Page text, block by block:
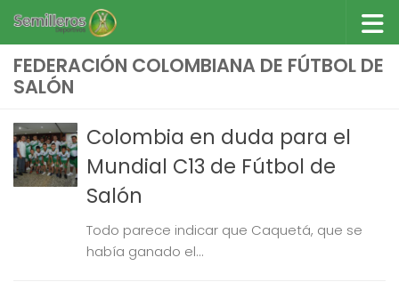
Saltar al contenido
FEDERACIÓN COLOMBIANA DE FÚTBOL DE
SALÓN
Colombia en duda para el
Mundial C13 de Fútbol de
Salón
Todo parece indicar que Caquetá, que se
había ganado el...